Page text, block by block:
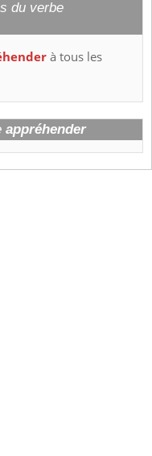
du verbe
à tous les
appréhender